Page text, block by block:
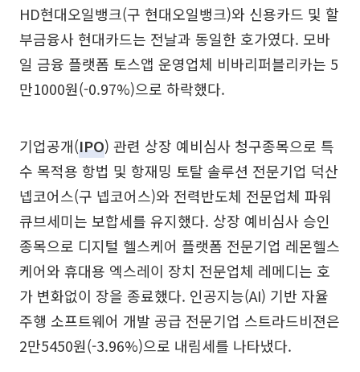
HD현대오일뱅크(구 현대오일뱅크)와 신용카드 및 할
부금융사 현대카드는 전날과 동일한 호가였다. 모바
일 금융 플랫폼 토스앱 운영업체 비바리퍼블리카는 5
만1000원(-0.97%)으로 하락했다.
기업공개(IPO) 관련 상장 예비심사 청구종목으로 특
수 목적용 항법 및 항재밍 토탈 솔루션 전문기업 덕산
넵코어스(구 넵코어스)와 전력반도체 전문업체 파워
큐브세미는 보합세를 유지했다. 상장 예비심사 승인
종목으로 디지털 헬스케어 플랫폼 전문기업 레몬헬스
케어와 휴대용 엑스레이 장치 전문업체 레메디는 호
가 변화없이 장을 종료했다. 인공지능(AI) 기반 자율
주행 소프트웨어 개발 공급 전문기업 스트라드비젼은
2만5450원(-3.96%)으로 내림세를 나타냈다.